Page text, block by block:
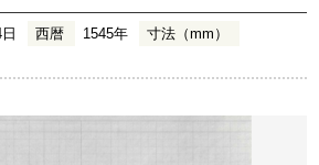
西暦 1545年
寸法（mm）